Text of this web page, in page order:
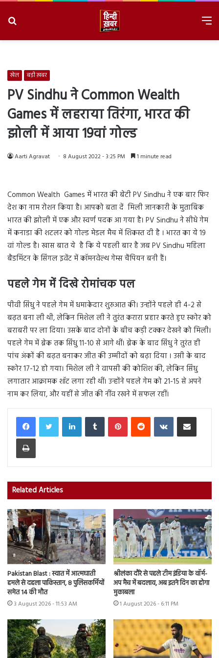
खेल बड़ी ख़बर
PV Sindhu ने Common Wealth
Games में लहराया तिरंगा, भारत की
झोली में आया 19वां गोल्ड
Aarti Agravat 8 August 2022 - 3:25 PM 1 minute read
Common Wealth Games में भारत की बेटी PV Sindhu ने एक बार फिर
देश का नाम रोशन किया है। आपको बता दें मिली जानकारी के मुताबिक
भारत की झोली में एक और स्वर्ण पदक आ गया है। PV Sindhu ने सीधे गेम
में कनाडा की शटलर को गोल्ड मेडल मैच में शिकस्त दी है । भारत का ये 19
वां गोल्ड है। खास बात ये है कि ये पहली बार है जब PV Sindhu महिला
बैडमिंटन के सिंगल इवेंट में कॉमनवेल्थ गेम्स चैंपियन बनी हैं।
पहले गेम में दिखे रोमांचक पल
पीवी सिंधु ने पहले गेम में धमाकेदार शुरुआत की। उन्होंने पहले ही 4-2 से
बढ़त बना ली थी, लेकिन मिशेल ली ने तुरंत करारा प्रहार करते हुए स्कोर को
बराबरी पर ला दिया। उसके बाद दोनों के बीच कड़ी टक्कर देखने को मिली।
पहले गेम में ब्रेक तक सिंधु 11-10 से आगे थीं। ब्रेक के बाद सिंधु ने तुरंत ही
पांच अंकों की बढ़त बनाकर जीत की उम्मीदों को बढ़ा दिया । उसी के बाद
स्कोर 17-12 हो गया। मिशेल ली ने वापसी की कोशिश की, लेकिन सिंधु
लगातार आक्रामक शॉट लगा रही थीं। उन्होंने पहले गेम को 21-15 से अपने
नाम कर लिया, और यहीं से जीत की नींव रखने में सफल रहीं।
LinkedInTumblr PinterestReddit VKontakteShare via Email
Print
Related Articles
Pakistan Blast : स्वात में आत्मघाती
हमले से दहला पाकिस्तान, 8 पुलिसकर्मियों
समेत 14 की मौत
3 August 2026 - 11:53 AM
श्रीलंका दौरे से पहले टीम इंडिया के वॉर्म-
अप मैच में बदलाव, अब इतने दिन का होगा
मुकाबला
1 August 2026 - 6:11 PM